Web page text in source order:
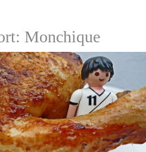
Monchique